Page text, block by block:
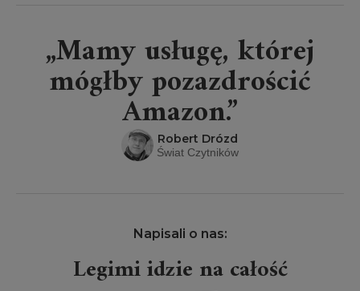
„Mamy usługę, której
mógłby pozazdrościć
Amazon.”
Robert Drózd
Świat Czytników
Napisali o nas:
Legimi idzie na całość